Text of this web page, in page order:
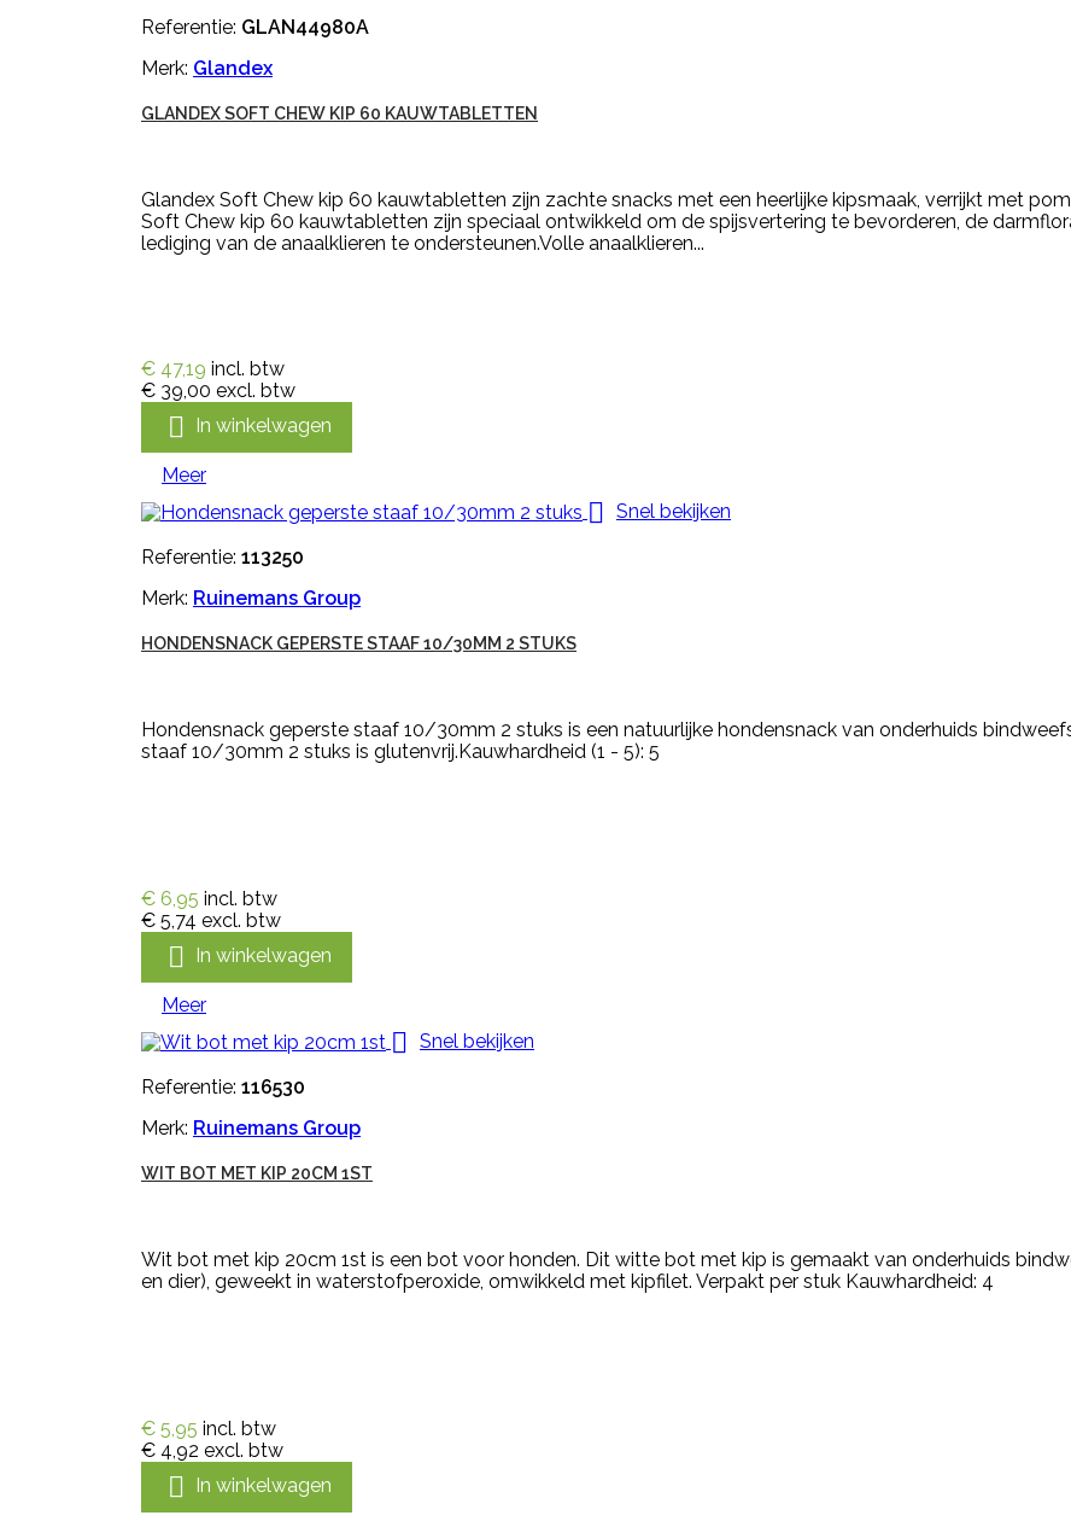
Referentie: GLAN44980A
Merk: Glandex
GLANDEX SOFT CHEW KIP 60 KAUWTABLETTEN
Glandex Soft Chew kip 60 kauwtabletten zijn zachte snacks met een heerlijke kipsmaak, verrijkt met
Soft Chew kip 60 kauwtabletten zijn speciaal ontwikkeld om de spijsvertering te bevorderen, de
lediging van de anaalklieren te ondersteunen.Volle anaalklieren...
€ 47,19 incl. btw
€ 39,00 excl. btw
 In winkelwagen
Meer
 Snel bekijken
Referentie: 113250
Merk: Ruinemans Group
HONDENSNACK GEPERSTE STAAF 10/30MM 2 STUKS
Hondensnack geperste staaf 10/30mm 2 stuks is een natuurlijke hondensnack van onderhuids
staaf 10/30mm 2 stuks is glutenvrij.Kauwhardheid (1 - 5): 5
€ 6,95 incl. btw
€ 5,74 excl. btw
 In winkelwagen
Meer
 Snel bekijken
Referentie: 116530
Merk: Ruinemans Group
WIT BOT MET KIP 20CM 1ST
Wit bot met kip 20cm 1st is een bot voor honden. Dit witte bot met kip is gemaakt van onderhuids
en dier), geweekt in waterstofperoxide, omwikkeld met kipfilet. Verpakt per stuk Kauwhardheid: 4
€ 5,95 incl. btw
€ 4,92 excl. btw
 In winkelwagen